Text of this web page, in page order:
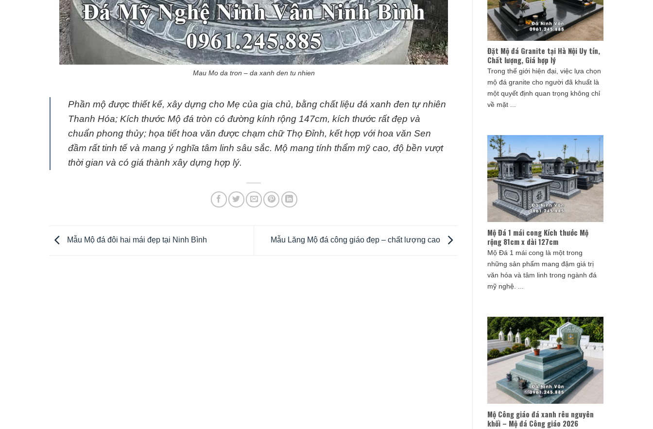
Mau Mo da tron – da xanh den tu nhien
Phần mộ được thiết kế, xây dựng cho Mẹ của gia chủ, bằng chất liệu đá xanh đen tự nhiên
Thanh Hóa; Kích thước Mộ đá tròn có đường kính rộng 147cm, kích thước rất đẹp và
chuẩn phong thủy; họa tiết hoa văn được chạm chữ Thọ Đỉnh, kết hợp với hoa văn Sen
đầm rất tinh tế và mang ý nghĩa tâm linh sâu sắc. Mộ mang tính thẩm mỹ cao, độ bền vượt
thời gian và có giá thành xây dựng hợp lý.
Mẫu Mộ đá đôi hai mái đẹp tại Ninh Bình Mẫu Lăng Mộ đá công giáo đẹp – chất lượng cao
Đặt Mộ đá Granite tại Hà Nội Uy tín,
Chất lượng, Giá hợp lý
Trong thế giới hiện đại, việc lựa chọn
mộ đá granite cho người đã khuất là
một quyết định quan trọng không chỉ
về mặt ...
Mộ Đá 1 mái cong Kích thước Mộ
rộng 81cm x dài 127cm
Mộ Đá 1 mái cong là một trong
những sản phẩm mang đậm giá trị
văn hóa và tâm linh trong ngành đá
mỹ nghệ. ...
Mộ Công giáo đá xanh rêu nguyên
khối – Mộ đá Công giáo 2026